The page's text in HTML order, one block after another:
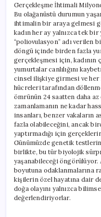
Gerçekleşme İhtimali
Bu olağanüstü durumun
ihtimalin bir araya gelmesi
kadın her ay yalnızca tek
“poliovulasyon” adı verilen
döngü içinde birden fazla
gerçekleşmesi için,
yumurtalar canlılığını
cinsel ilişkiye girmesi ve her
hücreleri tarafından
ömrünün 24 saatten daha az
zamanlamanın ne kadar
insanları, benzer vakaların
fazla olabileceğini, ancak
yaptırmadığı için
Günümüzde genetik
birlikte, bu tür biyolojik
yaşanabileceği öngörülüyor.
boyutuna odaklanmalarına
kişilerin özel hayatına dair
doğa olayını yalnızca
değerlendiriyorlar.